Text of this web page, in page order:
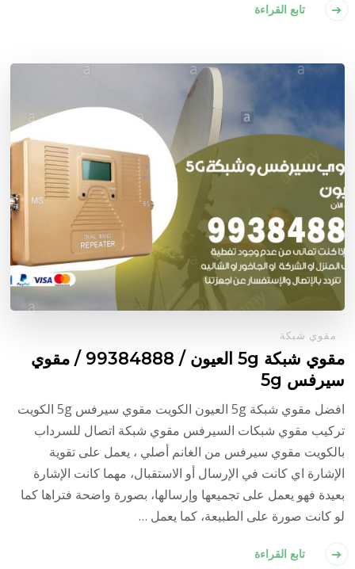
تابع القراءة
مقوي شبكة
مقوي شبكة 5g العيون / 99384888 / مقوي
سيرفس 5g
افضل مقوي شبكة 5g العيون الكويت مقوي سيرفس 5g الكويت
تركيب مقوي شبكات السيرفس مقوي شبكة اتصال للسرداب
بالكويت مقوي سيرفس من الغانم أصلي ، يعمل على تقوية
الإشارة اي كانت في الإرسال أو الاستقبال، مهما كانت الإشارة
بعيدة فهو يعمل على تجميعها وإرسالها، بصورة واضحة فتراها كما
لو كانت صورة على الطبيعة، كما يعمل …
تابع القراءة